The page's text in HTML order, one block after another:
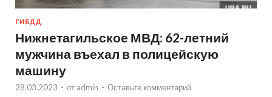
ГИБДД
Нижнетагильское МВД: 62-летний
мужчина въехал в полицейскую
машину
28.03.2023 - от admin - Оставьте комментарий